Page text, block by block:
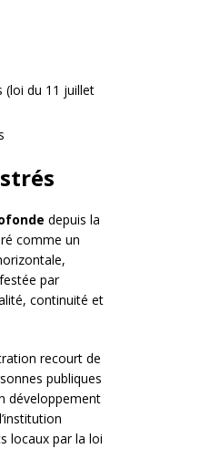
(loi du 11 juillet
depuis la
comme un
par
continuité et
recourt de
publiques
développement
locaux par la loi